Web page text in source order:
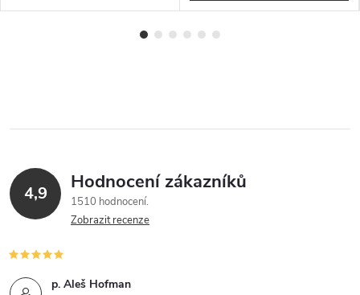
4,9 Hodnocení zákazníků
1510 hodnocení
Zobrazit recenze
p. Aleš Hofman